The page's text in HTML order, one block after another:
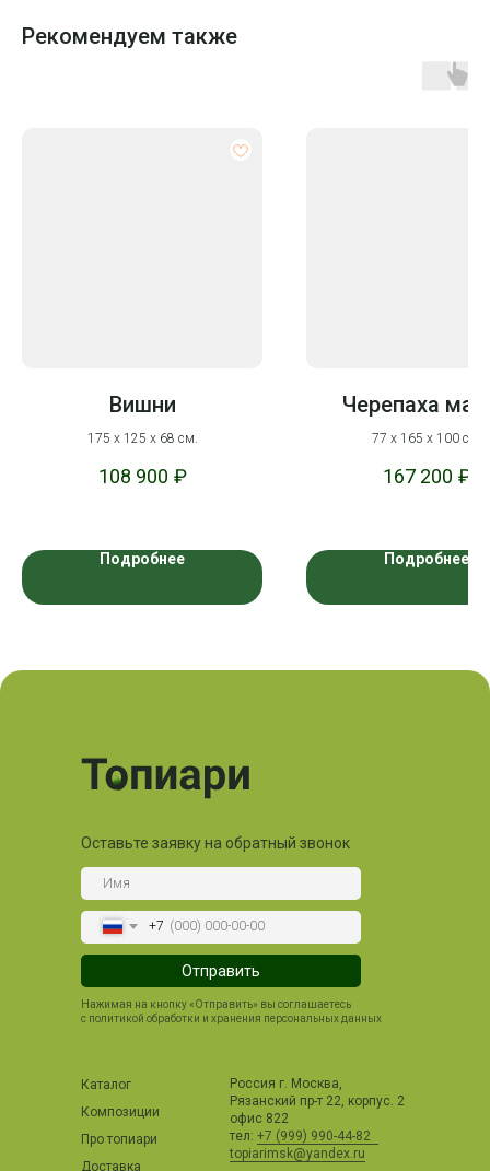
Рекомендуем также
Вишни
175 х 125 х 68 см.
108 900 ₽
Подробнее
Черепаха
77 х 165 х 100 см.
167 200 ₽
Подробнее
Оставьте заявку на обратный звонок
+7
Отправить
Нажимая на кнопку «Отправить» вы соглашаетесь
с политикой обработки и хранения персональных данных
Каталог
Композиции
Про топиари
Доставка
Россия г. Москва,
Рязанский пр-т 22, корпус. 2
офис 822
тел: +7 (999) 990-44-82
topiarimsk@yandex.ru